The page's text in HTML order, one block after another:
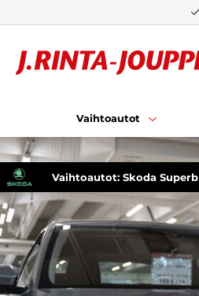
Vaihtoautot
Vaihtoautot: Skoda Superb